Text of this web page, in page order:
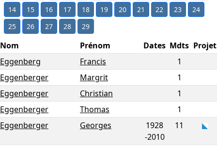
14
15 16 17 18 19 20 21 22 23
24
25
26 27 28 29
Nom Prénom Dates Mdts Projet
Eggenberg
Francis
1
Eggenberger
Margrit
1
Eggenberger
Christian
1
Eggenberger
Thomas
1
Eggenberger
Georges
1928
-2010
11